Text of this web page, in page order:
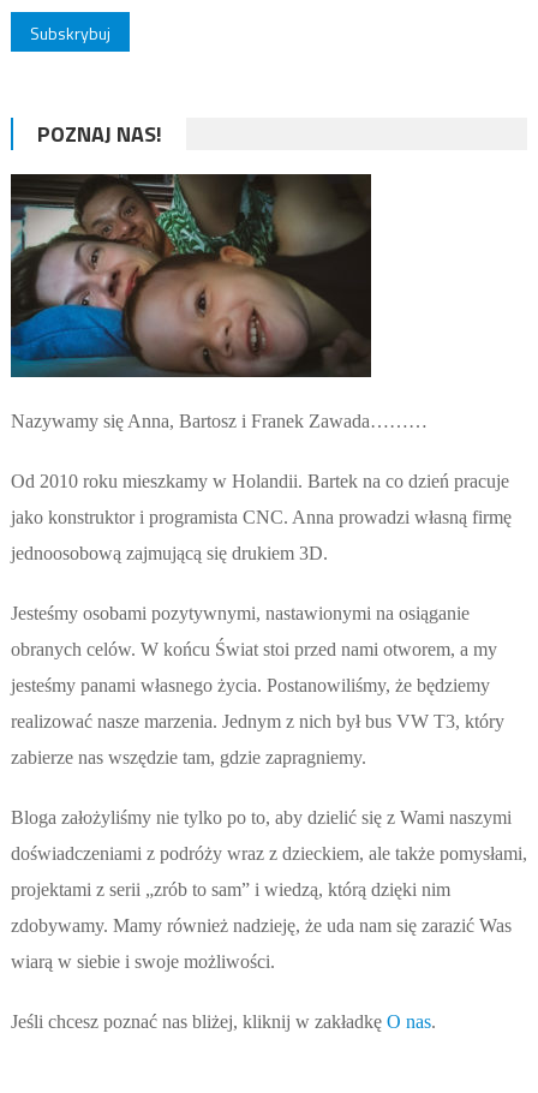
POZNAJ NAS!
Nazywamy się Anna, Bartosz i Franek Zawada………
Od 2010 roku mieszkamy w Holandii. Bartek na co dzień pracuje
jako konstruktor i programista CNC. Anna prowadzi własną firmę
jednoosobową zajmującą się drukiem 3D.
Jesteśmy osobami pozytywnymi, nastawionymi na osiąganie
obranych celów. W końcu Świat stoi przed nami otworem, a my
jesteśmy panami własnego życia. Postanowiliśmy, że będziemy
realizować nasze marzenia. Jednym z nich był bus VW T3, który
zabierze nas wszędzie tam, gdzie zapragniemy.
Bloga założyliśmy nie tylko po to, aby dzielić się z Wami naszymi
doświadczeniami z podróży wraz z dzieckiem, ale także pomysłami,
projektami z serii „zrób to sam” i wiedzą, którą dzięki nim
zdobywamy. Mamy również nadzieję, że uda nam się zarazić Was
wiarą w siebie i swoje możliwości.
Jeśli chcesz poznać nas bliżej, kliknij w zakładkę O nas.